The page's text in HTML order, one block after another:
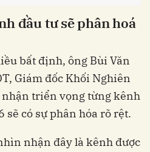
đầu tư sẽ phân hoá
bất định, ông Bùi Văn
Giám đốc Khối Nghiên
triển vọng từng kênh
có sự phân hóa rõ rệt.
nhận đây là kênh được